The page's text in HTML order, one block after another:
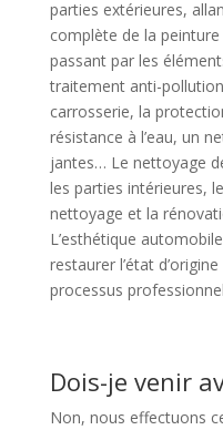
parties extérieures,
complète de la peinture
passant par les
traitement anti-
carrosserie, la
résistance à l’eau, un
jantes… Le nettoyage
les parties intérieures,
nettoyage et la
L’esthétique
restaurer l’état
processus
Dois-je venir
Non, nous effectuons